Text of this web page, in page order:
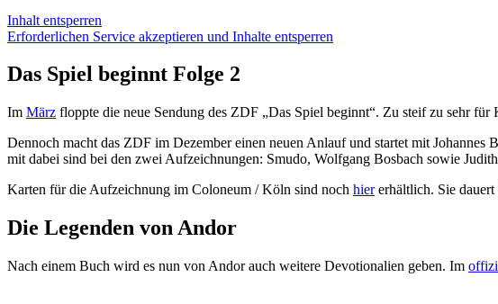
Inhalt entsperren
Erforderlichen Service akzeptieren und Inhalte entsperren
Das Spiel beginnt Folge 2
Im März floppte die neue Sendung des ZDF „Das Spiel beginnt“. Zu steif zu sehr
Dennoch macht das ZDF im Dezember einen neuen Anlauf und startet mit
mit dabei sind bei den zwei Aufzeichnungen: Smudo, Wolfgang Bosbach sowie
Karten für die Aufzeichnung im Coloneum / Köln sind noch hiererhältlich. Sie
Die Legenden von Andor
Nach einem Buch wird es nun von Andor auch weitere Devotionalien geben. Im